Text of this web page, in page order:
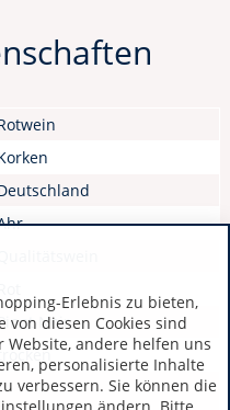
Noir
Erlebnis zu bieten,
von diesen Cookies sind
andere helfen uns
personalisierte Inhalte
verbessern. Sie können die
ändern. Bitte